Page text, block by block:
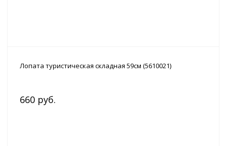
Лопата туристическая складная 59см (5610021)
660 руб.